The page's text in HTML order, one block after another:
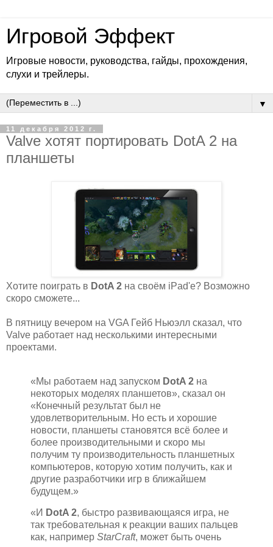
Игровой Эффект
Игровые новости, руководства, гайды, прохождения,
слухи и трейлеры.
▼
11 декабря 2012 г.
Valve хотят портировать DotA 2 на
планшеты
Хотите поиграть в DotA 2 на своём iPad'е? Возможно
скоро сможете...
В пятницу вечером на VGA Гейб Ньюэлл сказал, что
Valve работает над несколькими интересными
проектами.
«Мы работаем над запуском DotA 2 на
некоторых моделях планшетов», сказал он
«Конечный результат был не
удовлетворительным. Но есть и хорошие
новости, планшеты становятся всё более и
более производительными и скоро мы
получим ту производительность планшетных
компьютеров, которую хотим получить, как и
другие разработчики игр в ближайшем
будущем.»
«И DotA 2, быстро развивающаяся игра, не
так требовательная к реакции ваших пальцев
как, например StarCraft, может быть очень